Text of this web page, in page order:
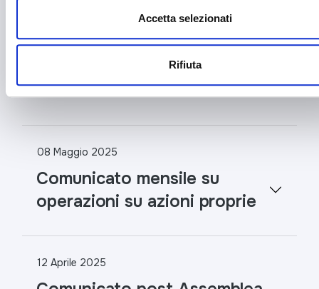
Accetta selezionati
Rifiuta
12 Maggio 2025
Avviso deposito bilancio
2024
08 Maggio 2025
Comunicato mensile su
operazioni su azioni proprie
12 Aprile 2025